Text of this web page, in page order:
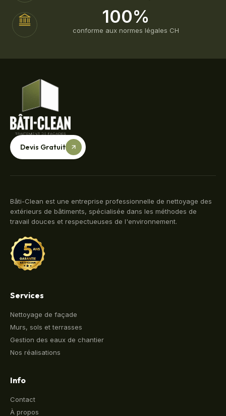
100%
conforme aux normes légales CH
Devis Gratuit
Bâti-Clean est une entreprise professionnelle de nettoyage des
extérieurs de bâtiments, spécialisée dans les méthodes de
travail douces et respectueuses de l'environnement.
Services
Nettoyage de façade
Murs, sols et terrasses
Gestion des eaux de chantier
Nos réalisations
Info
Contact
À propos